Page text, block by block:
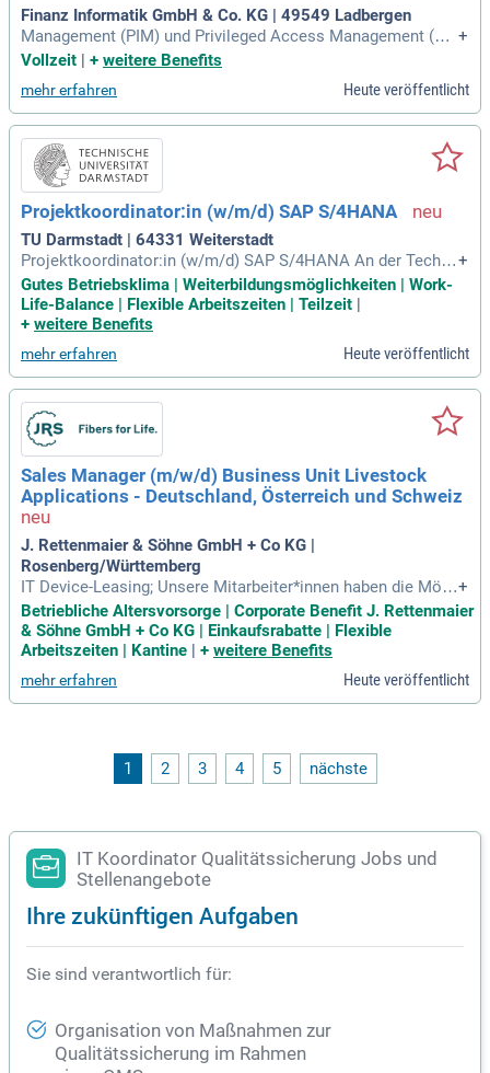
Finanz Informatik GmbH & Co. KG | 49549 Ladbergen
Management (PIM) und Privileged Access Management (PA
M) zusammen.
+
Vollzeit | + weitere Benefits
mehr erfahren Heute veröffentlicht
Projektkoordinator:in (w/m/d) SAP S/4HANA
TU Darmstadt | 64331 Weiterstadt
Projektkoordinator:in (w/m/d) SAP S/4HANA An der Techni
schen Universität Darmstadt ist im Bereich IT und Prozessk
oordination (ITuP) zum nächstmöglichen Zeitpunkt die Stell
e als Projektkoordinator:in (w/m/d) SAP S/4HANA (Kennziff
+
Gutes Betriebsklima | Weiterbildungsmöglichkeiten | Work-
Life-Balance | Flexible Arbeitszeiten | Teilzeit |
+ weitere Benefits
mehr erfahren Heute veröffentlicht
Sales Manager (m/w/d) Business Unit Livestock
Applications - Deutschland, Österreich und Schweiz
J. Rettenmaier & Söhne GmbH + Co KG |
Rosenberg/Württemberg
IT Device-Leasing; Unsere Mitarbeiter*innen haben die Mögl
ichkeit elektronische Geräte für den privaten Gebrauch zu le
asen und sparen dabei bis zu 30%.
+
Betriebliche Altersvorsorge | Corporate Benefit J. Rettenmaier
& Söhne GmbH + Co KG | Einkaufsrabatte | Flexible
Arbeitszeiten | Kantine
+ weitere Benefits
mehr erfahren Heute veröffentlicht
1 2 3 4 5 nächste
IT Koordinator Qualitätssicherung Jobs und
Stellenangebote
Ihre zukünftigen Aufgaben
Sie sind verantwortlich für:
Organisation von Maßnahmen zur
Qualitätssicherung im Rahmen